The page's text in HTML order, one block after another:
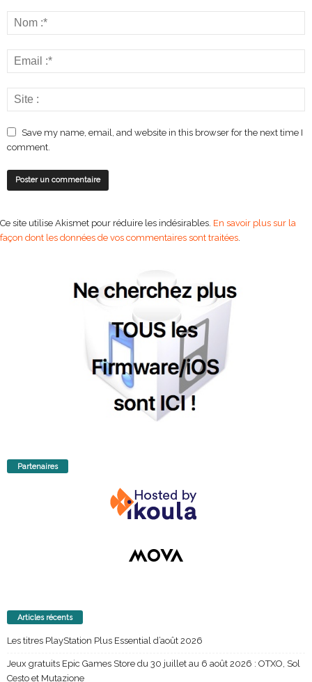
Save my name, email, and website in this browser for the next time I
comment.
Ce site utilise Akismet pour réduire les indésirables. En savoir plus sur la
façon dont les données de vos commentaires sont traitées.
Partenaires
Articles récents
Les titres PlayStation Plus Essential d’août 2026
Jeux gratuits Epic Games Store du 30 juillet au 6 août 2026 : OTXO, Sol
Cesto et Mutazione